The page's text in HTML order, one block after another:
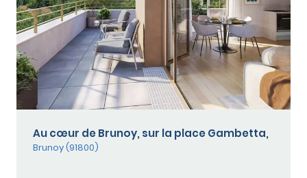
Au cœur de Brunoy, sur la place Gambetta,
Brunoy (91800)